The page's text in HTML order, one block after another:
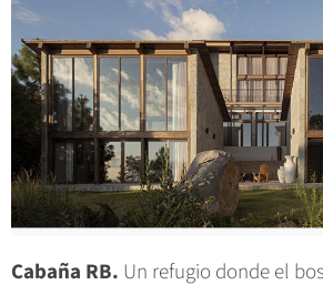
Cabaña RB. Un refugio donde el